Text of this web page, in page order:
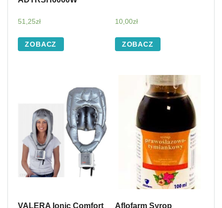
51,25zł
ZOBACZ
10,00zł
ZOBACZ
VALERA Ionic Comfort
Aflofarm Syrop